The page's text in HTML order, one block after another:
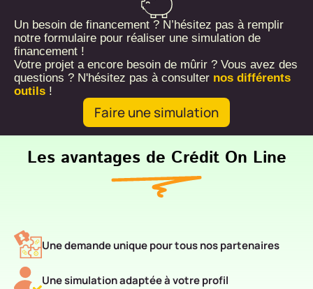
Un besoin de financement ? N’hésitez pas à remplir
notre formulaire pour réaliser une simulation de
financement !
Votre projet a encore besoin de mûrir ? Vous avez des
questions ? N'hésitez pas à consulter nos différents
outils !
Faire une simulation
Les avantages de Crédit On Line
Une demande unique pour tous nos partenaires
Une simulation adaptée à votre profil